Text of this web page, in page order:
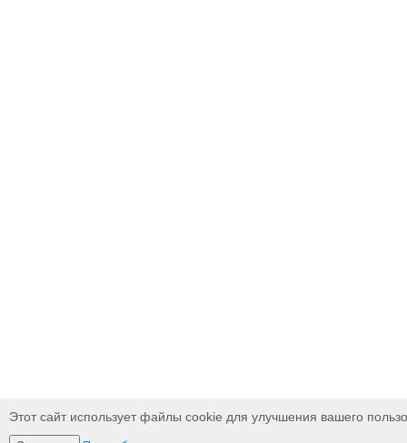
Этот сайт использует файлы cookie для улучшения вашего